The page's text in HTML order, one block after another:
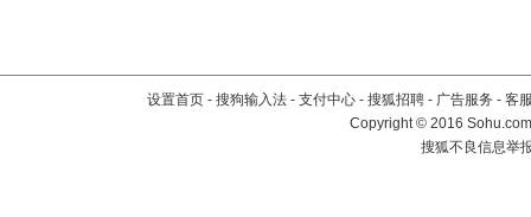
设置首页 - 搜狗输入法 - 支付中心 - 搜狐招聘 - 广告服务 - 客
Copyright©2016
搜狐不良信息举